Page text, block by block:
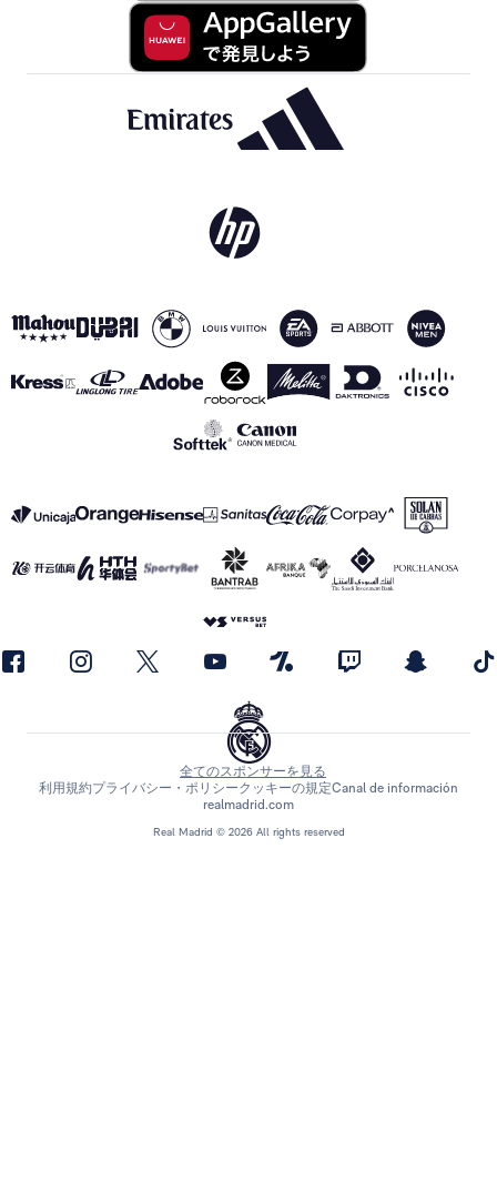
Real Madrid © 2026 All rights reserved
全てのスポンサーを見る
利用規約プライバシー・ポリシークッキーの規定Canal de información
realmadrid.com